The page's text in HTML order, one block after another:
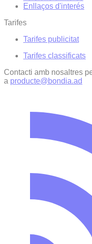
Enllaços d'interés
Tarifes
Tarifes publicitat
Tarifes classificats
Contacti amb nosaltres
a producte@bondia.ad